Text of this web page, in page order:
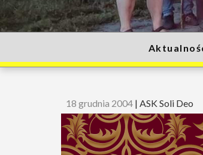
18 grudnia 2004 | ASK Soli Deo